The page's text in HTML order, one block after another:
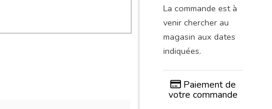
La commande est à
venir chercher au
magasin aux dates
indiquées.
Paiement de
votre commande